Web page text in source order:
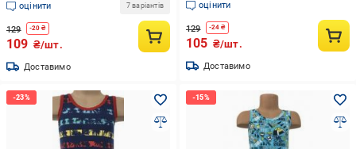
оцінити 7 варіантів
129 -20 ₴
109 ₴/шт.
Доставимо
оцінити
129 -24 ₴
105 ₴/шт.
Доставимо